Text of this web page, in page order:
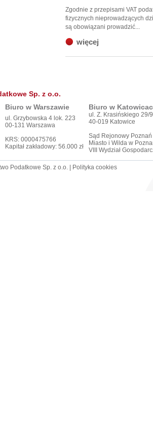
Zgodnie z przepisami VAT
fizycznych nieprowadzących
są obowiązani prowadzić...
więcej
Sp. z o.o.
Biuro w Warszawie Biuro w
ul. Grzybowska 4 lok. 223
00-131 Warszawa
KRS: 0000475766
Kapitał zakładowy: 56.000 zł
ul. Z. Krasińskiego 29/9
40-019 Katowice
Sąd Rejonowy
Miasto i Wilda w
VIII Wydział
Podatkowe Sp. z o.o. | Polityka cookies